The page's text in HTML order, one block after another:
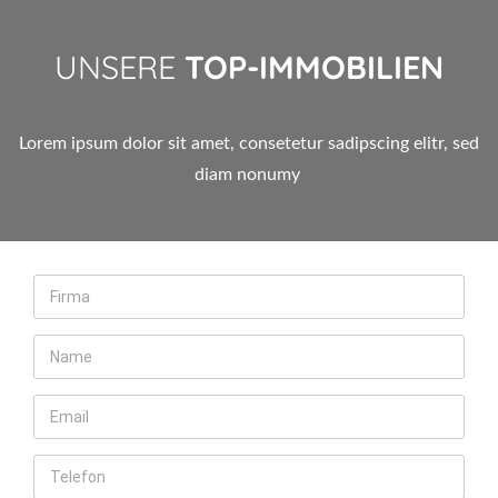
UNSERE TOP-IMMOBILIEN
Lorem ipsum dolor sit amet, consetetur sadipscing elitr, sed
diam nonumy